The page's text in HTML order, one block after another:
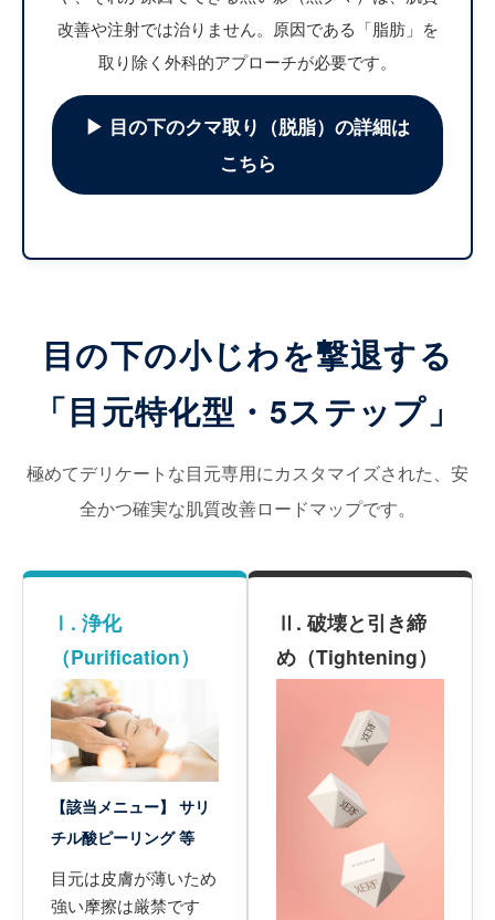
改善や注射では治りません。原因である「脂肪」を
取り除く外科的アプローチが必要です。
▶︎ 目の下のクマ取り（脱脂）の詳細は
こちら
目の下の小じわを撃退する
「目元特化型・5ステップ」
極めてデリケートな目元専用にカスタマイズされた、安
全かつ確実な肌質改善ロードマップです。
Ⅰ. 浄化
（Purification）
【該当メニュー】 サリ
チル酸ピーリング 等
目元は皮膚が薄いため
強い摩擦は厳禁です
Ⅱ. 破壊と引き締
め（Tightening）